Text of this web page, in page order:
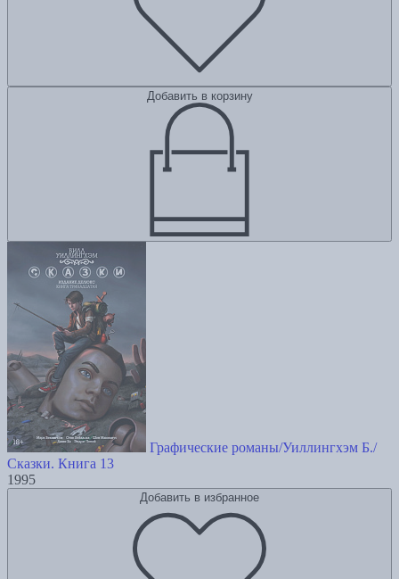
Добавить в корзину
Графические романы/Уиллингхэм Б./
Сказки. Книга 13
1995
Добавить в избранное